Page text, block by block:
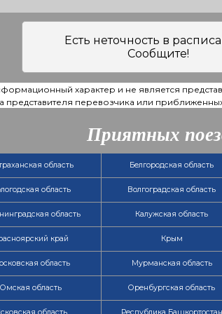
Есть неточность в
Сообщите!
характер и не является
представителя перевозчика или
Приятных
область Белгородская область
область Волгоградская область
область Калужская область
край Крым
область Мурманская область
Омская область Оренбургская область